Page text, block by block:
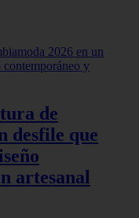
de
desfile que
artesanal